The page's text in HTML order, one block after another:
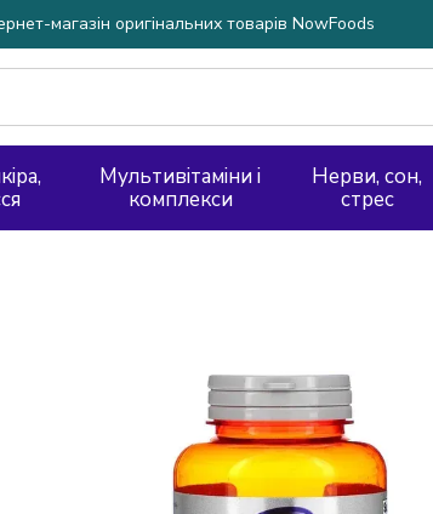
магазін оригінальних товарів NowFoods
Мультивітаміни і
комплекси
Нерви, сон,
стрес